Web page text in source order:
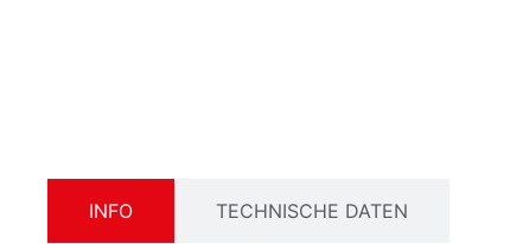
INFO TECHNISCHE DATEN